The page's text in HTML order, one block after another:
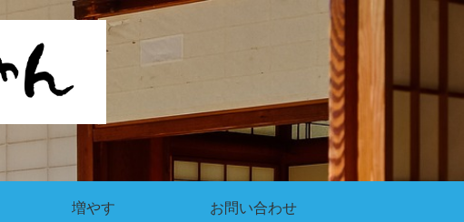
増やす お問い合わせ